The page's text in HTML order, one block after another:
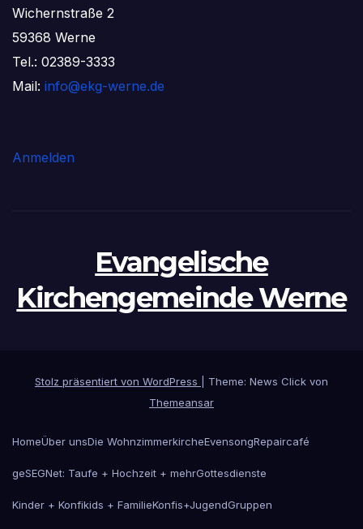
Wichernstraße 2
59368 Werne
Tel.: 02389-3333
Mail: info@ekg-werne.de
Anmelden
Evangelische
Kirchengemeinde Werne
Stolz präsentiert von WordPress
Theme: News Click von
Themeansar
HomeÜber unsDie WohnzimmerkircheEvensongRepaircafé
geSEGNet: Taufe + Hochzeit + mehrGottesdienste
Kinder + Konfikids + FamilieKonfis+JugendGruppen